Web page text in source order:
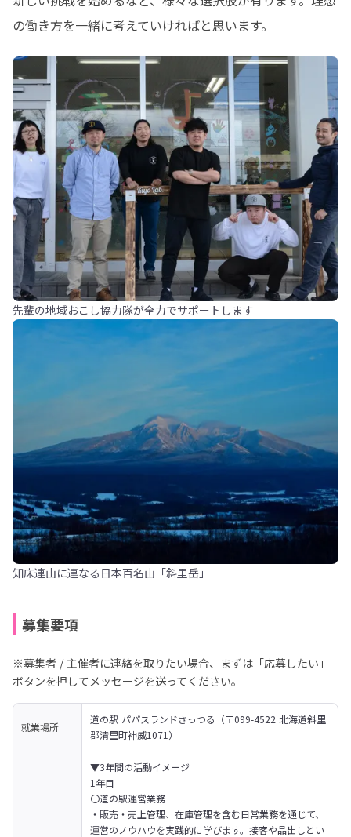
の働き方を一緒に考えていければと思います。
先輩の地域おこし協力隊が全力でサポートします
知床連山に連なる日本百名山「斜里岳」
募集要項
※募集者 / 主催者に連絡を取りたい場合、まずは「応募したい」
ボタンを押してメッセージを送ってください。
就業場所
道の駅 パパスランドさっつる（〒099-4522 北海道斜里
郡清里町神威1071）
▼3年間の活動イメージ
1年目
〇道の駅運営業務
・販売・売上管理、在庫管理を含む日常業務を通じて、
運営のノウハウを実践的に学びます。接客や品出しとい